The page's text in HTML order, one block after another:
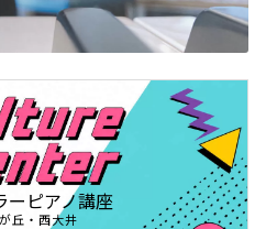
ーピアノ講座
丘・西大井